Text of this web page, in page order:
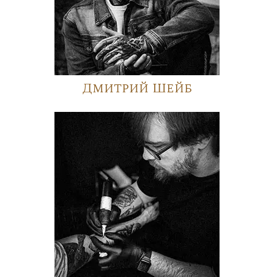
Дмитрий Шейб